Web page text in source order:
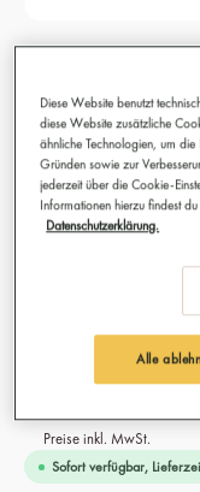
Fairtrade 6x
Beste
Filterkaffee,
Bestens geeignet
Caffè Americano
Sorte: Arabica &
Intensität: 06/10"
62,40 €
Preise inkl. MwSt.
Sofort verfügbar,
Diese Website benutzt
diese Website zusätzliche
ähnliche Technologien, um
Gründen sowie zur
jederzeit über die Cookie-
Informationen hierzu findest
Datenschutzerklärung.
Alle